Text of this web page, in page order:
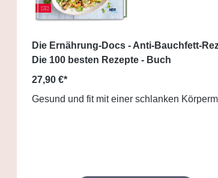
Die Ernährung-Docs - Anti-Bauchfett-
Die 100 besten Rezepte - Buch
27,90 €*
Gesund und fit mit einer schlanken